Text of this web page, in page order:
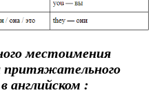
местоимения
английском :